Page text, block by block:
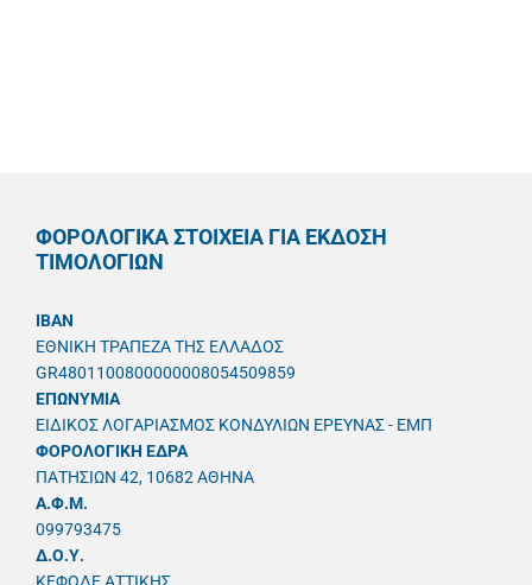
ΦΟΡΟΛΟΓΙΚΑ ΣΤΟΙΧΕΙΑ ΓΙΑ ΕΚΔΟΣΗ
ΤΙΜΟΛΟΓΙΩΝ
IBAN
ΕΘΝΙΚΗ ΤΡΑΠΕΖΑ ΤΗΣ ΕΛΛΑΔΟΣ
GR4801100800000008054509859
ΕΠΩΝΥΜΙΑ
ΕΙΔΙΚΟΣ ΛΟΓΑΡΙΑΣΜΟΣ ΚΟΝΔΥΛΙΩΝ ΕΡΕΥΝΑΣ - ΕΜΠ
ΦΟΡΟΛΟΓΙΚΗ ΕΔΡΑ
ΠΑΤΗΣΙΩΝ 42, 10682 ΑΘΗΝΑ
A.Φ.Μ.
099793475
Δ.Ο.Υ.